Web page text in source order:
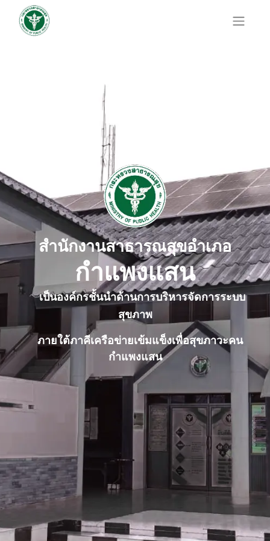
สำนักงานสาธารณสุขอำเภอ
กำแพงแสน
เป็นองค์กรชั้นนำด้านการบริหารจัดการระบบ
สุขภาพ
ภายใต้ภาคีเครือข่ายเข้มแข็งเพื่อสุขภาวะคน
กำแพงแสน